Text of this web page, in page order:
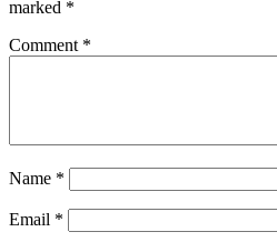
marked *
Comment *
Name *
Email *